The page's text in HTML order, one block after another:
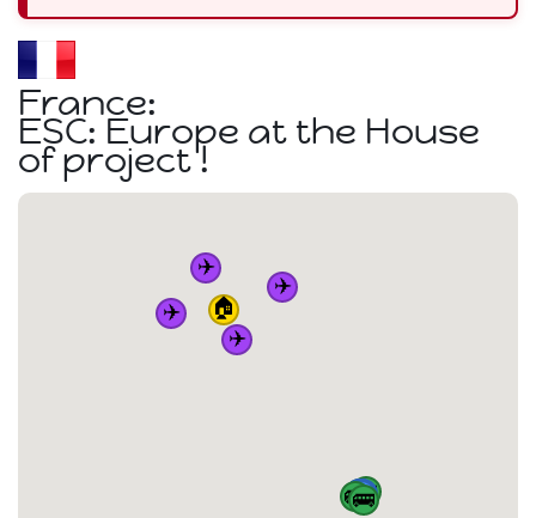
France:
ESC: Europe at the House
of project !
🏠
🚌
🚌
🚌
🚌
🚆
🚆
🚆
🚆
✈️
✈️
✈️
✈️